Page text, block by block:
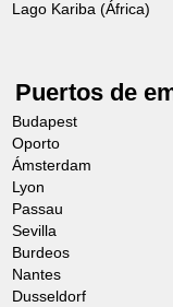
Lago Kariba (África)
Puertos de
Budapest
Oporto
Ámsterdam
Lyon
Passau
Sevilla
Burdeos
Nantes
Dusseldorf